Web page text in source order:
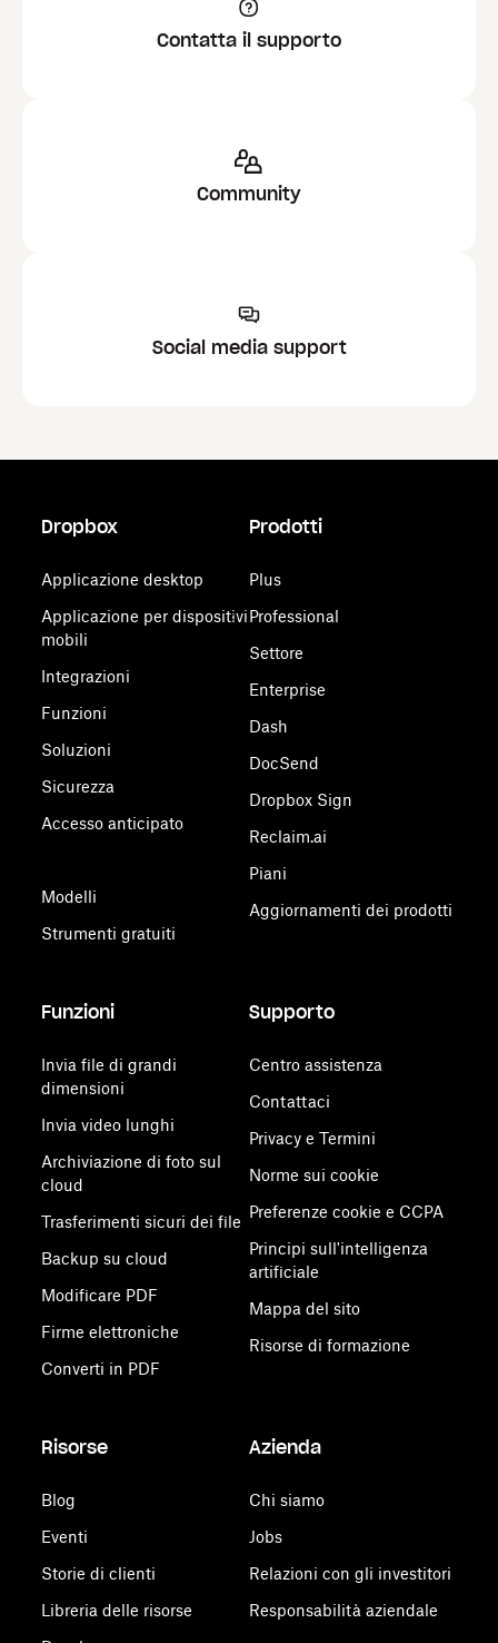
Contatta il supporto
Community
Social media support
Dropbox
Applicazione desktop
Applicazione per dispositivi
mobili
Integrazioni
Funzioni
Soluzioni
Sicurezza
Accesso anticipato
Modelli
Strumenti gratuiti
Prodotti
Plus
Professional
Settore
Enterprise
Dash
DocSend
Dropbox Sign
Reclaim.ai
Piani
Aggiornamenti dei prodotti
Funzioni
Invia file di grandi
dimensioni
Invia video lunghi
Archiviazione di foto sul
cloud
Trasferimenti sicuri dei file
Backup su cloud
Modificare PDF
Firme elettroniche
Converti in PDF
Supporto
Centro assistenza
Contattaci
Privacy e Termini
Norme sui cookie
Preferenze cookie e CCPA
Principi sull'intelligenza
artificiale
Mappa del sito
Risorse di formazione
Risorse
Blog
Eventi
Storie di clienti
Libreria delle risorse
Azienda
Chi siamo
Jobs
Relazioni con gli investitori
Responsabilità aziendale